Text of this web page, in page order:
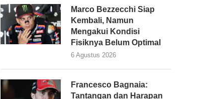
Marco Bezzecchi Siap
Kembali, Namun
Mengakui Kondisi
Fisiknya Belum Optimal
6 Agustus 2026
Francesco Bagnaia:
Tantangan dan Harapan